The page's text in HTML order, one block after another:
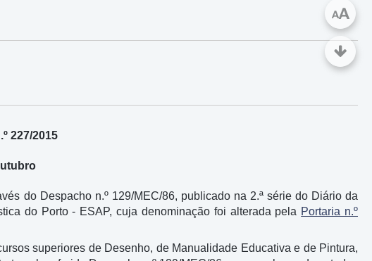
227/2015
do Despacho n.º 129/MEC/86, publicado na 2.ª série do Diário da
do Porto - ESAP, cuja denominação foi alterada pela Portaria n.º
superiores de Desenho, de Manualidade Educativa e de Pintura,
AA